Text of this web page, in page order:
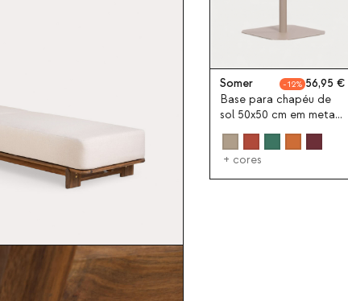
Somer 12
56,95
Base para chapéu de
sol 50x50 cm em metal
Somer
+ cores